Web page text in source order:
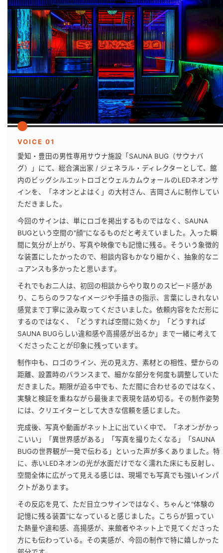
VOICE 01
愛知・豊田の男性専用サウナ施設「SAUNA BUG（サウナバ
グ）」にて、総合演出家 / ジェネラル・ディレクターとして、館
内のビッグシルエットロゴとウェルカムウォールのLEDネオンサ
インを、「ネオンとよはく」の大村さん、吉岡さんに制作してい
ただきました。
今回のサインは、単にロゴを掲出するものではなく、SAUNA
BUGという空間の"顔"になるものだと考えていました。入った瞬
間に気分が上がり、写真や映像でも記憶に残る。そういう象徴的
な装置にしたかったので、相談内容もかなり細かく、抽象的なニ
ュアンスも多かったと思います。
それでもお二人は、初回の相談からやり取りのスピード感があ
り、こちらのラフなイメージや手描きの指示、言葉にしきれない
感覚まで丁寧に汲み取ってくださいました。依頼内容をただ形に
するのではなく、「どうすれば空間に効くか」「どうすれば
SAUNA BUGらしい違和感や高揚感が出るか」まで一緒に考えて
くださったことが印象に残っています。
制作中も、ロゴのライン、光の見え方、素材との相性、壁からの
距離、設置時のバランスまで、細かな部分を何度も調整していた
だきました。期限が迫る中でも、ただ間に合わせるのではなく、
実験と検証を重ねながら最後まで表現を詰め切る。その制作姿勢
には、クリエイターとして大きな信頼を感じました。
完成後、写真や動画がネット上に出ていく中で、「ネオンがかっ
こいい」「異世界感がある」「写真を撮りたくなる」「SAUNA
BUGの世界観が一発で伝わる」といった声が多くありました。特
に、赤いLEDネオンの光が水面だけでなく濡れた床にも反射し、
空間全体に広がって見える感じは、現場でも写真でも強いインパ
クトがあります。
その反応を見て、ただ目立つサインではなく、ちゃんと"体験の
記憶に残る装置"になっていると感じました。こちらが狙ってい
た熱量や違和感、高揚感が、来館者やネット上で見てくださった
方にも伝わっている。その実感が、今回の制作で特に嬉しかった